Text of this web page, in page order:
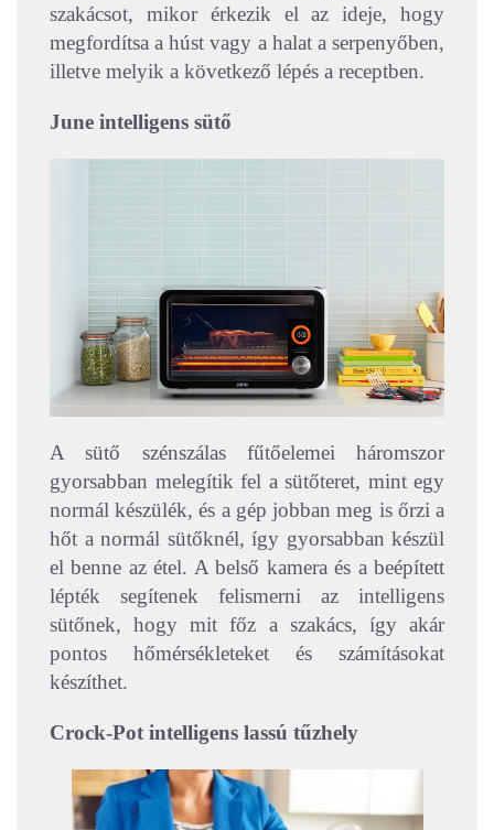
szakácsot, mikor érkezik el az ideje, hogy
megfordítsa a húst vagy a halat a serpenyőben,
illetve melyik a következő lépés a receptben.
June intelligens sütő
A sütő szénszálas fűtőelemei háromszor
gyorsabban melegítik fel a sütőteret, mint egy
normál készülék, és a gép jobban meg is őrzi a
hőt a normál sütőknél, így gyorsabban készül
el benne az étel. A belső kamera és a beépített
lépték segítenek felismerni az intelligens
sütőnek, hogy mit főz a szakács, így akár
pontos hőmérsékleteket és számításokat
készíthet.
Crock-Pot intelligens lassú tűzhely